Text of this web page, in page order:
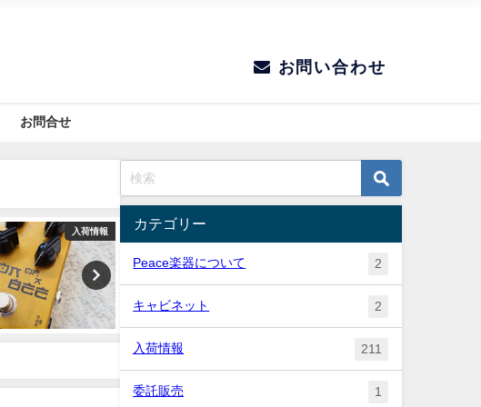
お問い合わせ
お問合せ
入荷情報
カテゴリー
Peace楽器について 2
キャビネット 2
入荷情報 211
委託販売 1